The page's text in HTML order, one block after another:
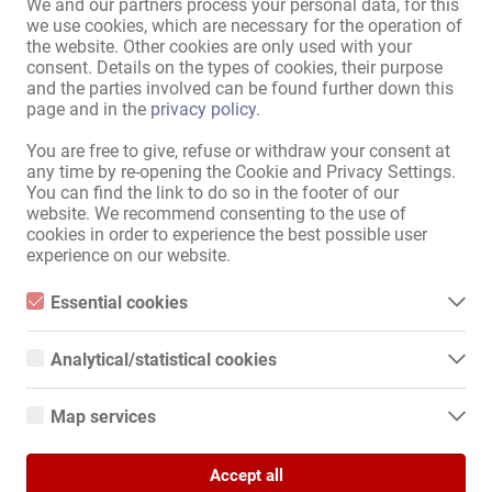
We and our partners process your personal data, for this
we use cookies, which are necessary for the operation of
the website. Other cookies are only used with your
consent. Details on the types of cookies, their purpose
and the parties involved can be found further down this
page and in the privacy policy.
You are free to give, refuse or withdraw your consent at
any time by re-opening the Cookie and Privacy Settings.
You can find the link to do so in the footer of our
website. We recommend consenting to the use of
cookies in order to experience the best possible user
experience on our website.
Essential cookies
Essential cookies are all cookies necessary for the operation of
function properly without these cookies.
Analytical/statistical cookies
Analytical or statistical cookies are cookies that are used to
They help website owners understand how visitors interact with
Map services
When you use Google Maps on our website, information about
Accept all
pentru doamne ,Maşină de
spălat,Uscător,Cameră de zi
cu TV,Compartimente pentru
valori cu posibilitate de
de încuiere
Bucătărie:
cu posibilitate de aşezare şi
mâncat,utilizare comună
Baie:
Duş ,Cadă,Cadă cu jacuzzi
Prezentare externă / acces:
Intrare foarte vizibilă
Locuri de parcare pentru
doamne:
există
Parcare:
Amplasare:
În centrul oraşului